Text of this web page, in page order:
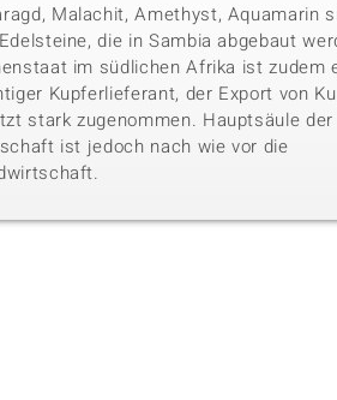
Malachit, Amethyst, Aquamarin
die in Sambia abgebaut
im südlichen Afrika ist zudem
Kupferlieferant, der Export von
stark zugenommen. Hauptsäule der
ist jedoch nach wie vor die